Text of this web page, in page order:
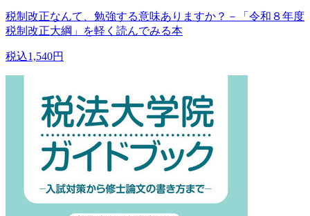
税制改正なんて、勉強する意味ありますか？－「令和８年度
税制改正大綱」を軽く読んでみる本
税込1,540円